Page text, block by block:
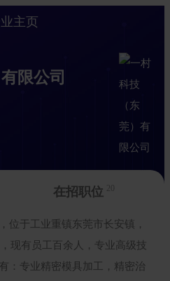
主页
限公司
在招职位 20
位于工业重镇东莞市长安镇，
现有员工百余人，专业高级技
：专业精密模具加工，精密治